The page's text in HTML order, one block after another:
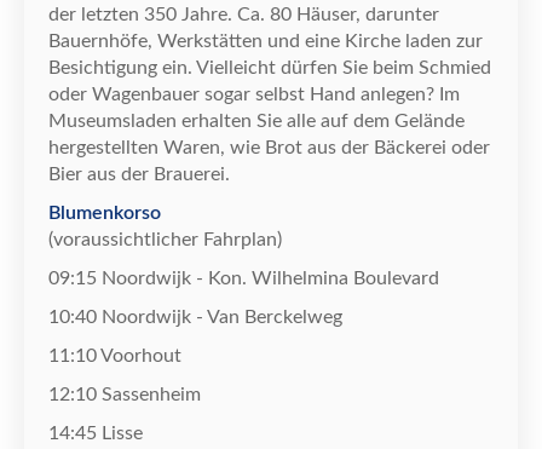
der letzten 350 Jahre. Ca. 80 Häuser, darunter
Bauernhöfe, Werkstätten und eine Kirche laden zur
Besichtigung ein. Vielleicht dürfen Sie beim Schmied
oder Wagenbauer sogar selbst Hand anlegen? Im
Museumsladen erhalten Sie alle auf dem Gel ände
hergestellten Waren, wie Brot aus der Bäckerei oder
Bier aus der Brauerei.
Blumenkorso
(voraussichtlicher Fahrplan)
09:15 Noordwijk - Kon. Wilhelmina Boulevard
10:40 Noordwijk - Van Berckelweg
11:10Voorhout
12:10 Sassenheim
14:45 Lisse